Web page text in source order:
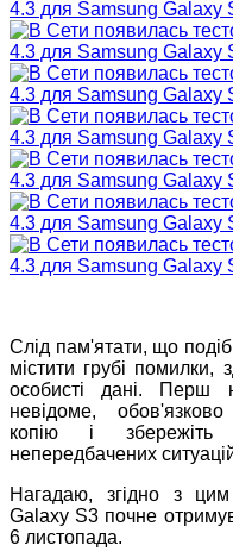
Слід пам'ятати, що
містити грубі помилки,
особисті дані. Перш
невідоме,
копію і
непередбачених
Нагадаю, згідно з
Galaxy S3 почне
6 листопада.